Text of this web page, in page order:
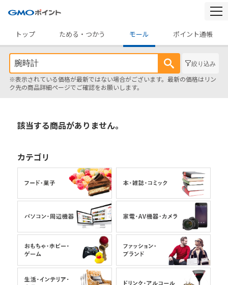
トップ
ためる・つかう モール ポイント通帳
絞り込み
※表示されている価格が最新ではない場合がございます。最新の価格はリン
ク先の商品詳細ページでご確認をお願いします。
該当する商品がありません。
カテゴリ